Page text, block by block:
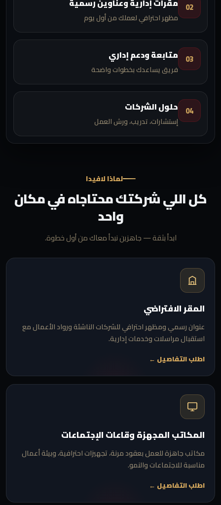
02 مقرات إدارية وعناوين رسمية
مظهر احترافي لعملك من أول يوم
03 متابعة ودعم إداري
فريق يساعدك بخطوات واضحة
04 حلول الشركات
إستشارات، تدريب، ورش العمل
لماذا لافيدا
كل اللي شركتك محتاجاه في مكان
واحد
ابدأ بثقة — جاهزين نبدأ معاك من أول خطوة.
المقر الافتراضي
عنوان رسمي ومظهر احترافي للشركات الناشئة ورواد الأعمال مع
استقبال مراسلات وخدمات إدارية.
اطلب التفاصيل ←
المكاتب المجهزة وقاعات الإجتماعات
مكاتب جاهزة للعمل بعقود مرنة، تجهيزات احترافية، وبيئة أعمال
مناسبة للاجتماعات والنمو.
اطلب التفاصيل ←